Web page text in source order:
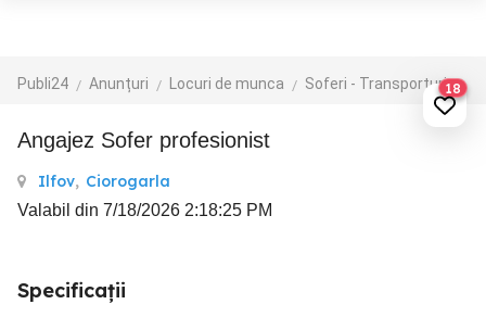
Publi24 Anunțuri Locuri de munca Soferi - Transporturi18
Angajez Sofer profesionist
Ilfov, Ciorogarla
Valabil din 7/18/2026 2:18:25 PM
Specificații